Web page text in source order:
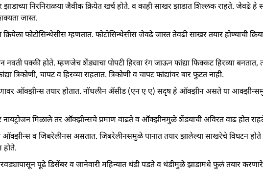
झाडाच्या निरनिराळया जैवीक क्रियेत खर्च होते. व काही साखर झाडात शिल्लक राहते. जेवढे हे
जास्त.
क्रियेला फोटोसिन्थेसीस म्हणतात. फोटोसिन्थेसीस जेवढे जास्त तेवढी साखर तयार होण्याची
पक्की होते. म्हणजेच शेंड्याचा पोपटी हिरवा रंग जाऊन फांद्या फिक्कट हिरव्या बनतात,
त्रिकोणी, चापट व हिरव्या राहतात. त्रिकोणी व चापट फांद्यांवर बार फुटत नाही.
ऑक्झीन्स तयार होतात. नॉथलीन अ‍ॅसीड (एन ए ए) सदृष हे ऑक्झीन असते या
नायट्रोजन मिळाले तर ऑक्झीन्सचे प्रमाण वाढते व ऑक्झीनमुळे शेंडयाची अविरत वाढ होत
ऑक्झीन्स व जिबरेलीनस असतात. जिबरेलीनसमुळे पानात तयार झालेल्या साखरेचे विघटन होते
होते.
पूढे डिसेंबर व जानेवारी महिन्यात थंडी पडते व थंडीमुळे झाडामधे फुलं तयार